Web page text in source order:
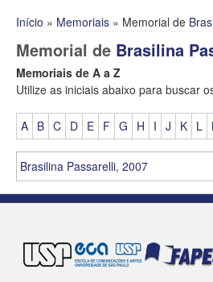
Início » Memoriais » Memorial de
Memorial de Brasilina
Memoriais de A a Z
Utilize as iniciais abaixo para buscar
A B C D E F G H I J K L
Brasilina Passarelli, 2007